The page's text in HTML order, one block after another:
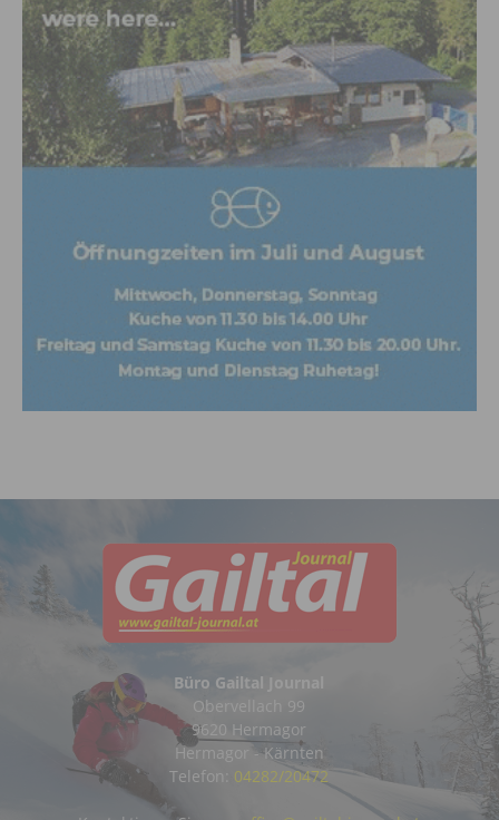
Büro Gailtal Journal
Obervellach 99
9620 Hermagor
Hermagor - Kärnten
Telefon: 04282/20472